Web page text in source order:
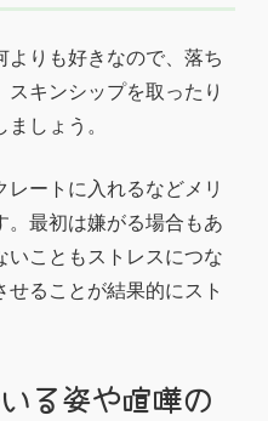
よりも好きなので、落ち
キンシップを取ったり
しょう。
ートに入れるなどメリ
。最初は嫌がる場合もあ
いこともストレスにつな
ることが結果的にスト
る姿や喧嘩の